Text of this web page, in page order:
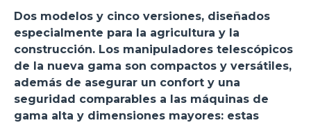
Dos modelos y cinco versiones, diseñados
especialmente para la agricultura y la
construcción. Los manipuladores telescópicos
de la nueva gama son compactos y versátiles,
además de asegurar un confort y una
seguridad comparables a las máquinas de
gama alta y dimensiones mayores: estas